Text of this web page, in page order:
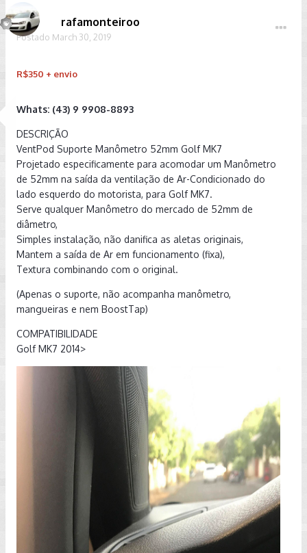
rafamonteiroo
Postado March 30, 2019
R$350 + envio
Whats: (43) 9 9908-8893
DESCRIÇÃO
VentPod Suporte Manômetro 52mm Golf MK7
Projetado especificamente para acomodar um Manômetro
de 52mm na saída da ventilação de Ar-Condicionado do
lado esquerdo do motorista, para Golf MK7.
Serve qualquer Manômetro do mercado de 52mm de
diâmetro,
Simples instalação, não danifica as aletas originais,
Mantem a saída de Ar em funcionamento (fixa),
Textura combinando com o original.
(Apenas o suporte, não acompanha manômetro,
mangueiras e nem BoostTap)
COMPATIBILIDADE
Golf MK7 2014>